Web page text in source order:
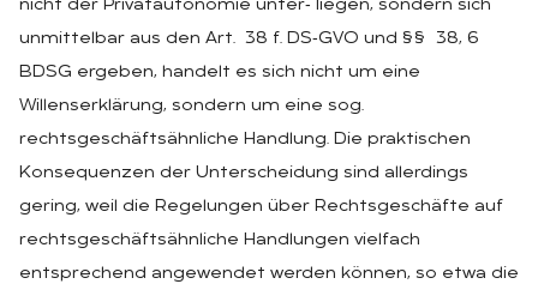
nicht der Privatautonomie unter‑ liegen, sondern sich
unmittelbar aus den Art. 38 f. DS‑GVO und §§ 38, 6
BDSG ergeben, handelt es sich nicht um eine
Willenserklärung, sondern um eine sog.
rechtsgeschäftsähnliche Handlung. Die praktischen
Konsequenzen der Unterscheidung sind allerdings
gering, weil die Regelungen über Rechtsgeschäfte auf
rechtsgeschäftsähnliche Handlungen vielfach
entsprechend angewendet werden können, so etwa die